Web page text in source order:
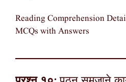
Reading Comprehension
MCQs with Answers